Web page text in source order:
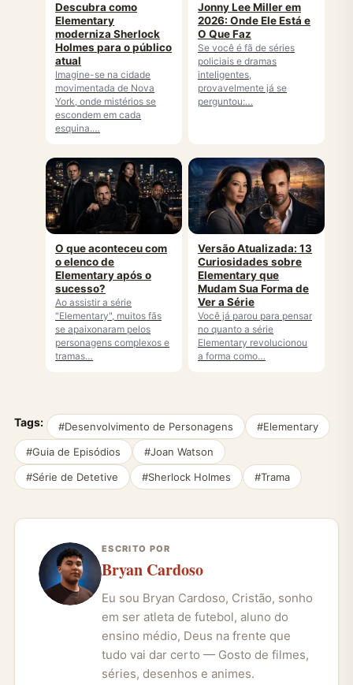
Descubra como
Elementary
moderniza Sherlock
Holmes para o público
atual
Imagine-se na cidade
movimentada de Nova
York, onde mistérios se
escondem em cada
esquina.…
Jonny Lee Miller em
2026: Onde Ele Está e
O Que Faz
Se você é fã de séries
policiais e dramas
inteligentes,
provavelmente já se
perguntou:…
O que aconteceu com
o elenco de
Elementary após o
sucesso?
Ao assistir a série
"Elementary", muitos fãs
se apaixonaram pelos
personagens complexos e
tramas…
Versão Atualizada: 13
Curiosidades sobre
Elementary que
Mudam Sua Forma de
Ver a Série
Você já parou para pensar
no quanto a série
Elementary revolucionou
a forma como…
Tags: #Desenvolvimento de Personagens
#Elementary
#Guia de Episódios
#Joan Watson
#Série de Detetive
#Sherlock Holmes #Trama
ESCRITO POR
Bryan Cardoso
Eu sou Bryan Cardoso, Cristão, sonho
em ser atleta de futebol, aluno do
ensino médio, Deus na frente que
tudo vai dar certo — Gosto de filmes,
séries, desenhos e animes.